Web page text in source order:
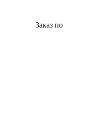
Заказ по